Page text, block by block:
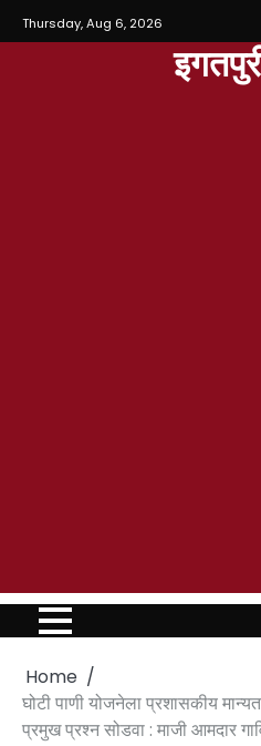
Thursday, Aug 6, 2026
Home
घोटी पाणी योजनेला प्रशासकीय
प्रमुख प्रश्न सोडवा : माजी आमदार